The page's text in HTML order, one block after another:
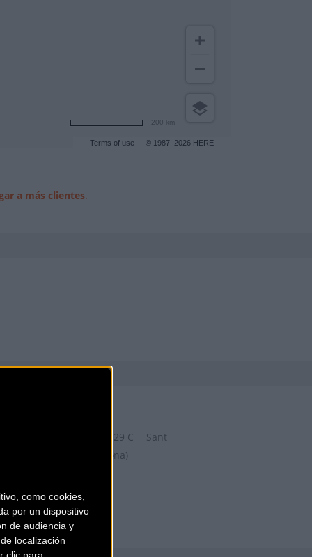
como cookies,
por un dispositivo
de audiencia y
localización
Terms of use © 1987–2026 HERE
200 km
a más clientes.
Carrer de la Riera Roja, 29 C
Sant
Boi de Llobregat (Barcelona)